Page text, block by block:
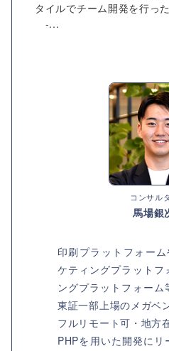
タイルでチーム開発を行っ
-...
コンサル
馬場銀
印刷プラットフォー
ケティングプラットフ
ングプラットフォーム
東証一部上場のメガベ
フルリモート可・地方
PHPを用いた開発にリ